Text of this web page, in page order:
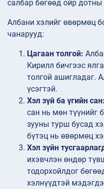
салбар бөгөөд ойр дотны
Албани хэлийг өвөрмөц
чанарууд:
Цагаан толгой:
Кирилл бичгээс
толгой ашигладаг.
үсэгтэй.
Хэл зүй ба үгийн сан:
сан нь мөн түүнийг
зууны турш бусад
бүтэц нь өвөрмөц
Хэл зүйн
ихэвчлэн өндөр
тодорхойлдог
хэлнүүдтэй